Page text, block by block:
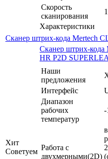
Скорость
сканирования
Характеристики
Сканер штрих-кода Mertech
Хит
Советуем
Сканер штрих-кода
HR P2D
Наши
предложения
Интерфейс
Диапазон
рабочих
температур
-
Работа с
двухмерными(2D)